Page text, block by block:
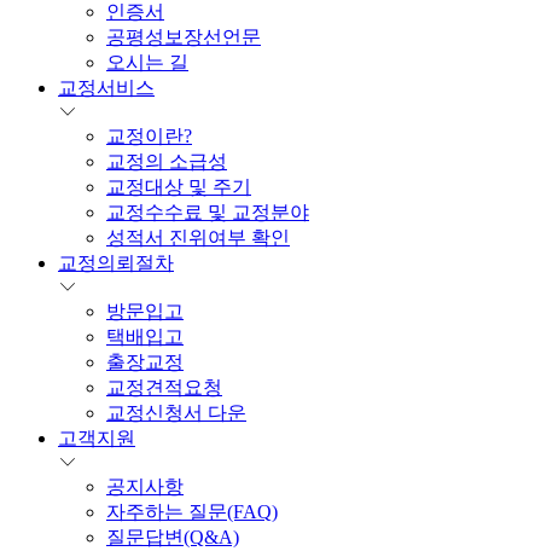
인증서
공평성보장선언문
오시는 길
교정서비스
교정이란?
교정의 소급성
교정대상 및 주기
교정수수료 및 교정분야
성적서 진위여부 확인
교정의뢰절차
방문입고
택배입고
출장교정
교정견적요청
교정신청서 다운
고객지원
공지사항
자주하는 질문(FAQ)
질문답변(Q&A)